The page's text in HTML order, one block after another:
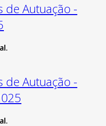
de Autuação -
de Autuação -